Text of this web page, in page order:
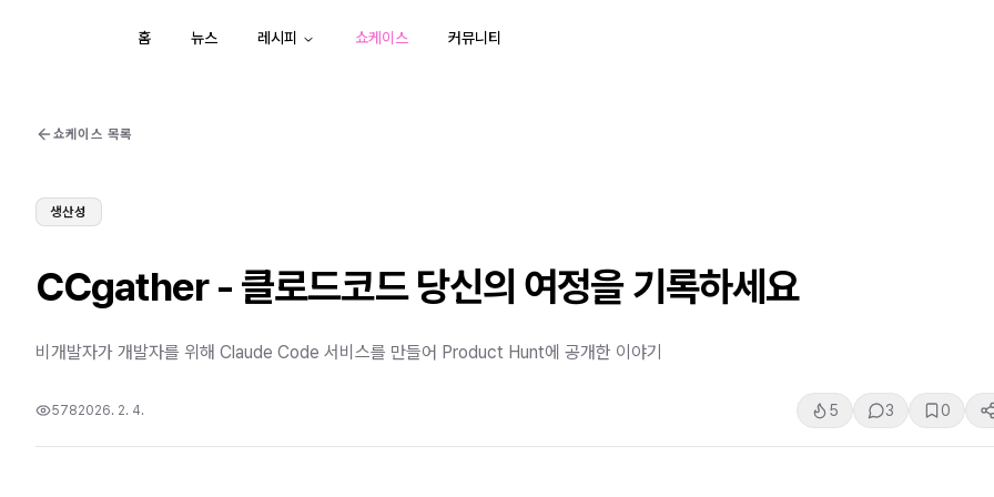
홈 뉴스 레시피 쇼케이스 커뮤니티
쇼케이스 목록
생산성
CCgather - 클로드코드 당신의 여정을 기록하세요
비개발자가 개발자를 위해 Claude Code 서비스를 만들어 Product Hunt에 공개한 이야기
5782026. 2. 4. 5 3 0